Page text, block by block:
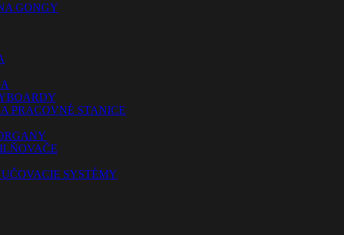
GONGY
PRACOVNÉ STANICE
SYSTÉMY